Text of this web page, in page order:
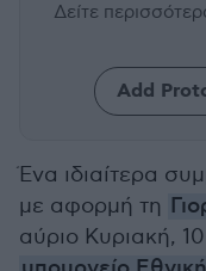
Δείτε
Add
Ένα ιδιαίτερα
με αφορμή τη
αύριο Κυριακή,